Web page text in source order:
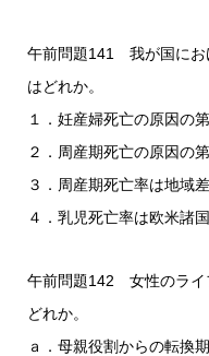
午前問題141 我が国にお
はどれか。
１．妊産婦死亡の原因の
２．周産期死亡の原因の
３．周産期死亡率は地域
４．乳児死亡率は欧米諸
午前問題142 女性のライ
どれか。
ａ．母親役割からの転換期